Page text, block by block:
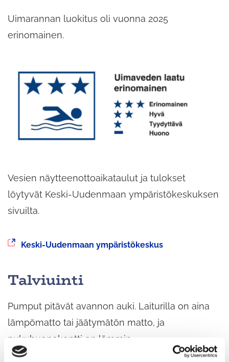
palveluun
Uimarannan luokitus oli vuonna 2025
erinomainen.
Vesien näytteenottoaikataulut ja tulokset
löytyvät Keski-Uudenmaan ympäristökeskuksen
sivuilta.
Siirryt
palveluun
Keski-Uudenmaan ympäristökeskus
Talviuinti
Pumput pitävät avannon auki. Laiturilla on aina
lämpömatto tai jäätymätön matto, ja
pukuhuonekontti on lämmin.